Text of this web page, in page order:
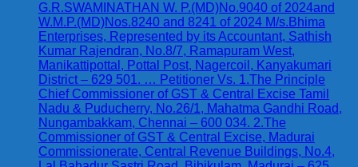
G.R.SWAMINATHAN W. P.(MD)No.9040 of 2024and
W.M.P.(MD)Nos.8240 and 8241 of 2024 M/s.Bhima
Enterprises, Represented by its Accountant, Sathish
Kumar Rajendran, No.8/7, Ramapuram West,
Manikattipottal, Pottal Post, Nagercoil, Kanyakumari
District – 629 501. … Petitioner Vs. 1.The Principle
Chief Commissioner of GST & Central Excise Tamil
Nadu & Puducherry, No.26/1, Mahatma Gandhi Road,
Nungambakkam, Chennai – 600 034. 2.The
Commissioner of GST & Central Excise, Madurai
Commissionerate, Central Revenue Buildings, No.4,